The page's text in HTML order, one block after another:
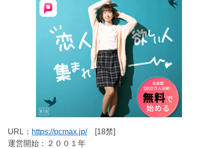
URL： https://pcmax.jp/[18禁]
運営開始：２００１年